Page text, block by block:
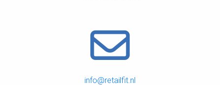
info@retailfit.nl